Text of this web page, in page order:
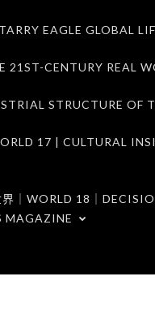
EAGLE GLOBAL
CENTURY REAL
STRUCTURE OF
17 | CULTURAL
｜WORLD 18｜
MAGAZINE